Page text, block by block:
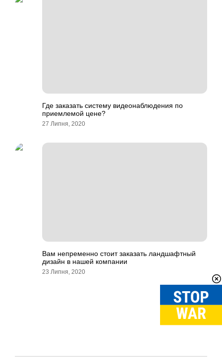
Где заказать систему видеонаблюдения по
приемлемой цене?
27 Липня, 2020
Вам непременно стоит заказать ландшафтный
дизайн в нашей компании
23 Липня, 2020